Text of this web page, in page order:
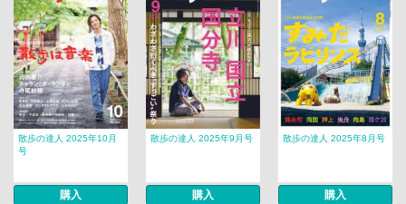
散歩の達人 2025年10月
号
購入
散歩の達人 2025年9月号
購入
散歩の達人 2025年8月号
購入